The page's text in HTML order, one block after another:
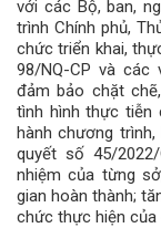
với các Bộ, ban,
trình Chính phủ,
chức triển khai,
98/NQ-CP và các
đảm bảo chặt
tình hình thực tiễn
hành chương
quyết số 45/
nhiệm của từng
gian hoàn thành;
chức thực hiện của